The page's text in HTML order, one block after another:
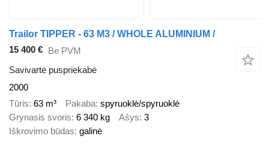
Trailor TIPPER - 63 M3 / WHOLE ALUMINIUM /
15 400 € Be PVM
Savivartė puspriekabė
2000
Tūris 63 m³ Pakaba spyruoklė/spyruoklė
Grynasis svoris 6 340 kg Ašys 3
Iškrovimo būdas galinė